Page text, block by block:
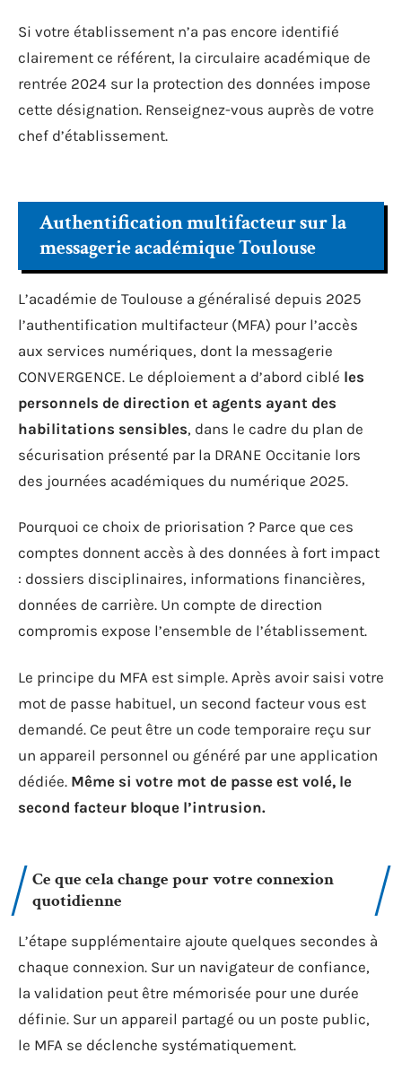
Si votre établissement n’a pas encore identifié
clairement ce référent, la circulaire académique de
rentrée 2024 sur la protection des données impose
cette désignation. Renseignez-vous auprès de votre
chef d’établissement.
Authentification multifacteur sur la
messagerie académique Toulouse
L’académie de Toulouse a généralisé depuis 2025
l’authentification multifacteur (MFA) pour l’accès
aux services numériques, dont la messagerie
CONVERGENCE. Le déploiement a d’abord ciblé les
personnels de direction et agents ayant des
habilitations sensibles, dans le cadre du plan de
sécurisation présenté par la DRANE Occitanie lors
des journées académiques du numérique 2025.
Pourquoi ce choix de priorisation ? Parce que ces
comptes donnent accès à des données à fort impact
: dossiers disciplinaires, informations financières,
données de carrière. Un compte de direction
compromis expose l’ensemble de l’établissement.
Le principe du MFA est simple. Après avoir saisi votre
mot de passe habituel, un second facteur vous est
demandé. Ce peut être un code temporaire reçu sur
un appareil personnel ou généré par une application
dédiée. Même si votre mot de passe est volé, le
second facteur bloque l’intrusion.
Ce que cela change pour votre connexion
quotidienne
L’étape supplémentaire ajoute quelques secondes à
chaque connexion. Sur un navigateur de confiance,
la validation peut être mémorisée pour une durée
définie. Sur un appareil partagé ou un poste public,
le MFA se déclenche systématiquement.